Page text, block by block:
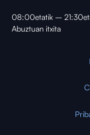
08:00etatik –
Abuztuan itxita